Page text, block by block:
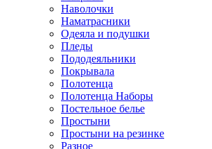
Наволочки
Наматрасники
Одеяла и подушки
Пледы
Пододеяльники
Покрывала
Полотенца
Полотенца Наборы
Постельное белье
Простыни
Простыни на резинке
Разное